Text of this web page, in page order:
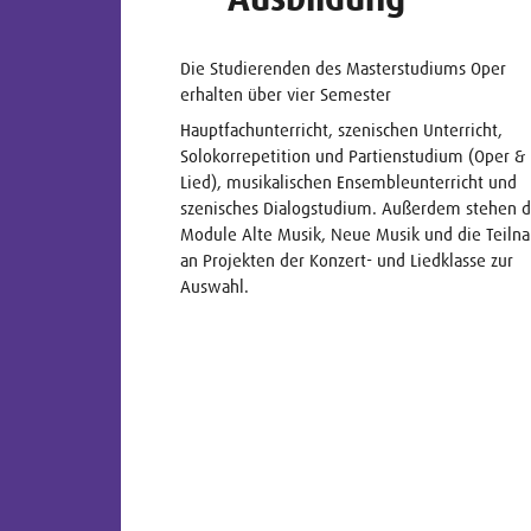
Die Studierenden des Masterstudiums Oper
erhalten über vier Semester
Hauptfachunterricht, szenischen Unterricht,
Solokorrepetition und Partienstudium (Oper &
Lied), musikalischen Ensembleunterricht und
szenisches Dialogstudium. Außerdem stehen
Module Alte Musik, Neue Musik und die
an Projekten der Konzert- und Liedklasse zur
Auswahl.